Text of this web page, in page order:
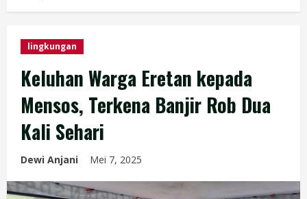
lingkungan
Keluhan Warga Eretan kepada
Mensos, Terkena Banjir Rob Dua
Kali Sehari
Dewi Anjani Mei 7, 2025